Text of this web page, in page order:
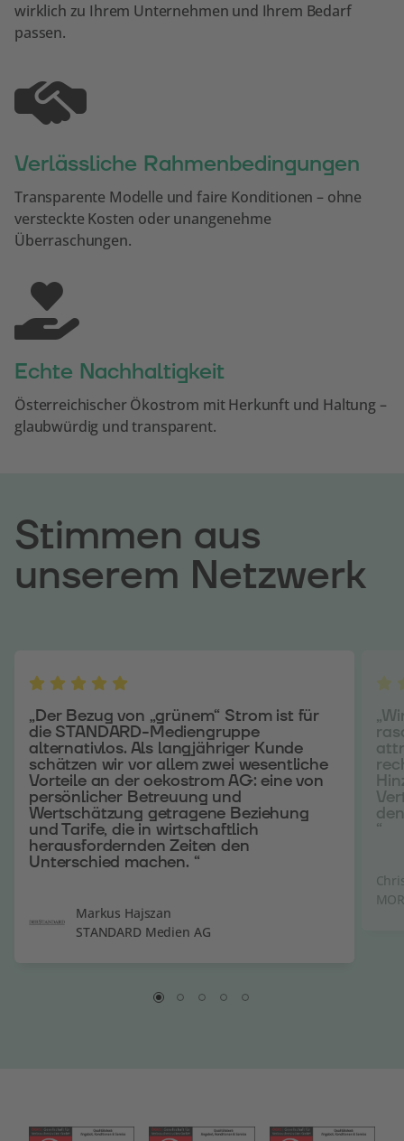
wirklich zu Ihrem Unternehmen und Ihrem Bedarf
passen.
Verlässliche Rahmenbedingungen
Transparente Modelle und faire Konditionen – ohne
versteckte Kosten oder unangenehme
Überraschungen.
Echte Nachhaltigkeit
Österreichischer Ökostrom mit Herkunft und Haltung –
glaubwürdig und transparent.
Stimmen aus
unserem Netzwerk
„Der Bezug von „grünem“ Strom ist für
die STANDARD-Mediengruppe
alternativlos. Als langjähriger Kunde
schätzen wir vor allem zwei wesentliche
Vorteile an der oekostrom AG: eine von
persönlicher Betreuung und
Wertschätzung getragene Beziehung
und Tarife, die in wirtschaftlich
herausfordernden Zeiten den
Unterschied machen. “
Markus Hajszan
STANDARD Medien AG
“